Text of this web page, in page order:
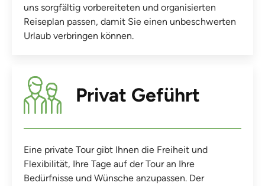
uns sorgfältig vorbereiteten und organisierten
Reiseplan passen, damit Sie einen unbeschwerten
Urlaub verbringen können.
Privat Geführt
Eine private Tour gibt Ihnen die Freiheit und
Flexibilität, Ihre Tage auf der Tour an Ihre
Bedürfnisse und Wünsche anzupassen. Der